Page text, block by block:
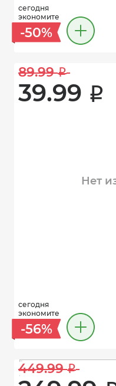
сегодня
экономите
-50%
89.99 i
39.99 i
Нет
сегодня
экономите
-56%
449.99 i